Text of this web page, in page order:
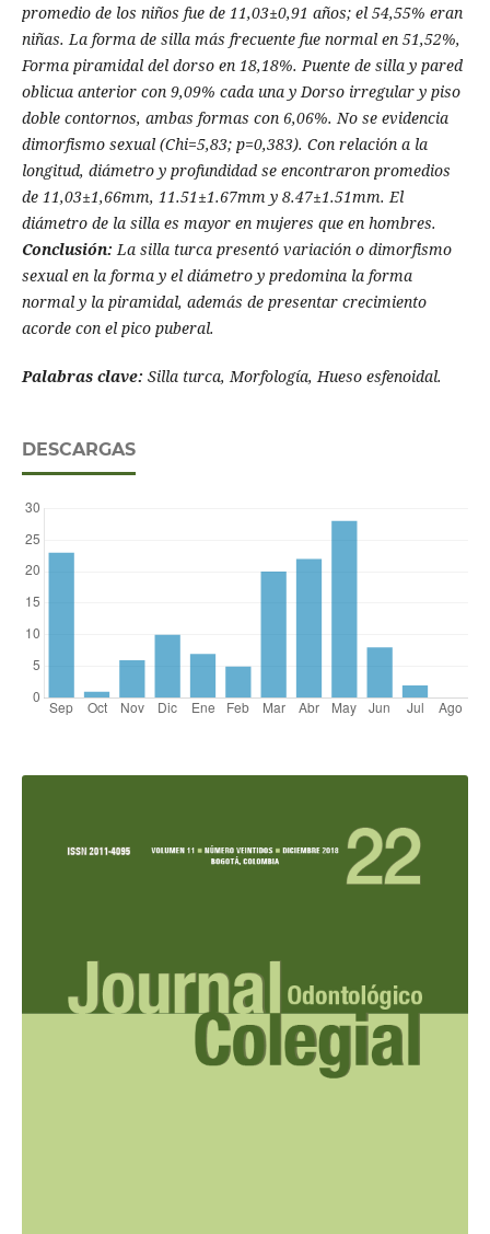
promedio de los niños fue de 11,03±0,91 años; el 54,55% eran
niñas. La forma de silla más frecuente fue normal en 51,52%,
Forma piramidal del dorso en 18,18%. Puente de silla y pared
oblicua anterior con 9,09% cada una y Dorso irregular y piso
doble contornos, ambas formas con 6,06%. No se evidencia
dimorfismo sexual (Chi=5,83; p=0,383). Con relación a la
longitud, diámetro y profundidad se encontraron promedios
de 11,03±1,66mm, 11.51±1.67mm y 8.47±1.51mm. El
diámetro de la silla es mayor en mujeres que en hombres.
Conclusión: La silla turca presentó variación o dimorfismo
sexual en la forma y el diámetro y predomina la forma
normal y la piramidal, además de presentar crecimiento
acorde con el pico puberal.
Palabras clave: Silla turca, Morfologí­a, Hueso esfenoidal.
DESCARGAS